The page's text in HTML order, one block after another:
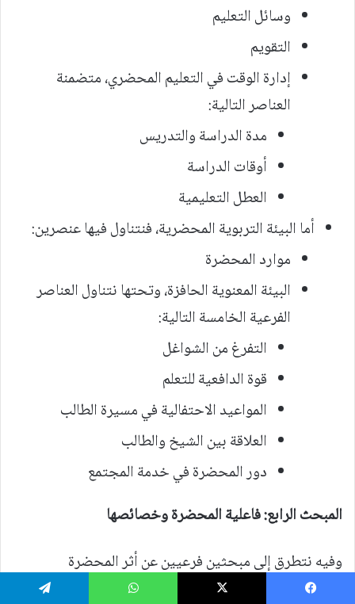
وسائل التعليم
التقويم
إدارة الوقت في التعليم المحضري، متضمنة
العناصر التالية:
مدة الدراسة والتدريس
أوقات الدراسة
العطل التعليمية
أما البيئة التربوية المحضرية، فنتناول فيها عنصرين:
موارد المحضرة
البيئة المعنوية الحافزة، وتحتها نتناول العناصر
الفرعية الخامسة التالية:
التفرغ من الشواغل
قوة الدافعية للتعلم
المواعيد الاحتفالية في مسيرة الطالب
العلاقة بين الشيخ والطالب
دور المحضرة في خدمة المجتمع
المبحث الرابع: فاعلية المحضرة وخصائصها
وفيه نتطرق إلى مبحثين فرعيين عن أثر المحضرة
وإشعاعها، وعناصر قوتها وضعفها: